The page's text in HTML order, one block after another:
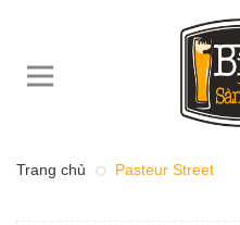
Trang chủ Pasteur Street